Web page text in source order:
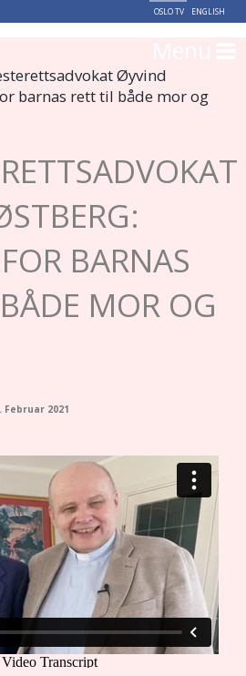
OSLO TV ENGLISH
Øyvind
barnas rett til både mor og
BARNAS
MOR OG
Februar 2021